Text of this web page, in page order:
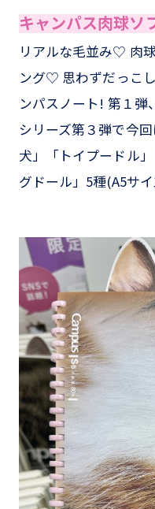
キャンパス肉球ソ
リアルな毛並み♡ 肉
ング♡ 思わずだっこ
ンパスノート! 第１弾
シリーズ第３弾で今
犬」「トイプードル
グドール」5種(A5サ